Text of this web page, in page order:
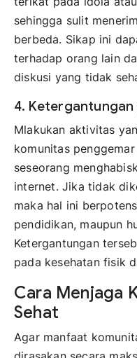
sehingga sulit
berbeda. Sikap ini
terhadap orang lain
diskusi yang tidak
4.
Mlakukan aktivitas
komunitas
seseorang
internet. Jika tidak
maka hal ini
pendidikan, maupun
Ketergantungan
pada kesehatan fisik
Cara Menjaga
Sehat
Agar manfaat